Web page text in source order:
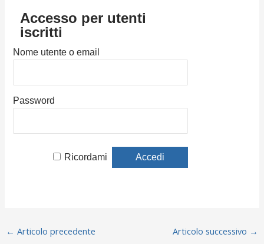
Accesso per utenti
iscritti
Nome utente o email
Password
Ricordami
← Articolo precedente Articolo successivo →